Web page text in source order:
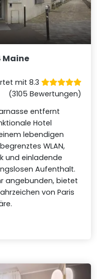
Maine
mit 8.3
(3105 Bewertungen)
entfernt
Hotel
lebendigen
WLAN,
und einladende
Aufenthalt.
angebunden, bietet
von Paris